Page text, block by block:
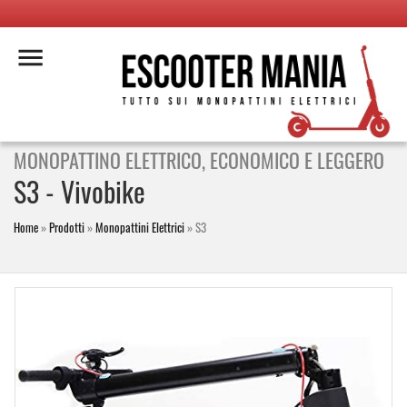
MONOPATTINO ELETTRICO, ECONOMICO E LEGGERO
S3 -Vivobike
Home»Prodotti»Monopattini Elettrici»S3